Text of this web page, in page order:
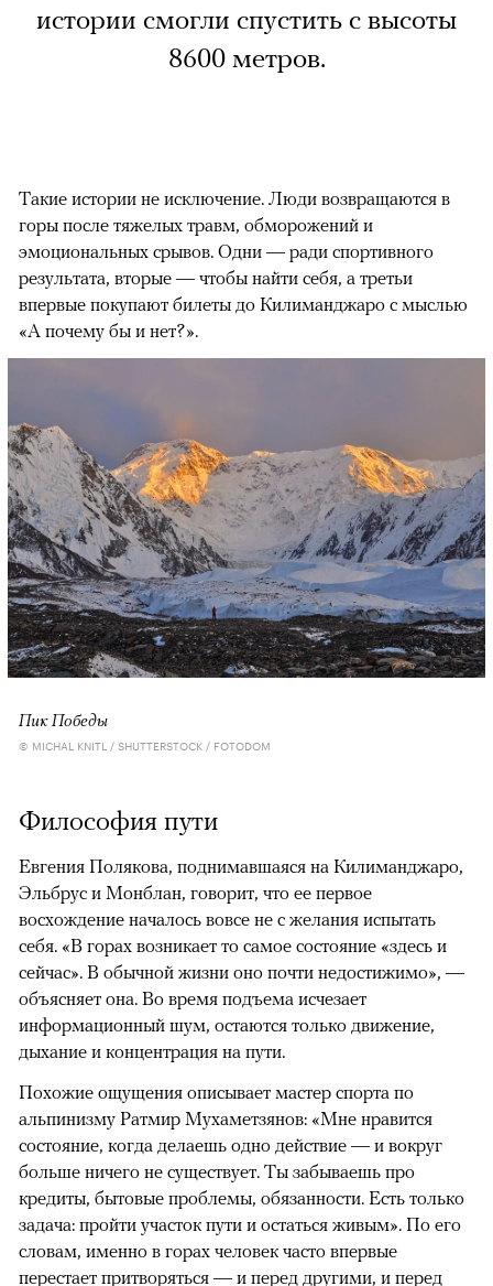
истории смогли спустить с высоты
8600 метров.
Такие истории не исключение. Люди возвращаются в
горы после тяжелых травм, обморожений и
эмоциональных срывов. Одни — ради спортивного
результата, вторые — чтобы найти себя, а третьи
впервые покупают билеты до Килиманджаро с мыслью
«А почему бы и нет?».
Пик Победы
© MICHAL KNITL / SHUTTERSTOCK / FOTODOM
Философия пути
Евгения Полякова, поднимавшаяся на Килиманджаро,
Эльбрус и Монблан, говорит, что ее первое
восхождение началось вовсе не с желания испытать
себя. «В горах возникает то самое состояние «здесь и
сейчас». В обычной жизни оно почти недостижимо», —
объясняет она. Во время подъема исчезает
информационный шум, остаются только движение,
дыхание и концентрация на пути.
Похожие ощущения описывает мастер спорта по
альпинизму Ратмир Мухаметзянов: «Мне нравится
состояние, когда делаешь одно действие — и вокруг
больше ничего не существует. Ты забываешь про
кредиты, бытовые проблемы, обязанности. Есть только
задача: пройти участок пути и остаться живым». По его
словам, именно в горах человек часто впервые
перестает притворяться — и перед другими, и перед